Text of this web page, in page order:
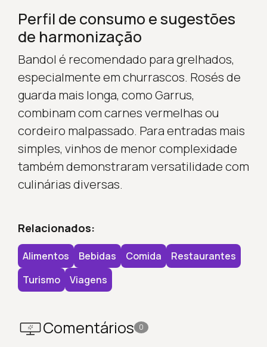
Perfil de consumo e sugestões
de harmonização
Bandol é recomendado para grelhados,
especialmente em churrascos. Rosés de
guarda mais longa, como Garrus,
combinam com carnes vermelhas ou
cordeiro malpassado. Para entradas mais
simples, vinhos de menor complexidade
também demonstraram versatilidade com
culinárias diversas.
Relacionados:
Alimentos Bebidas Comida
Restaurantes
Turismo
Viagens
Comentários 0